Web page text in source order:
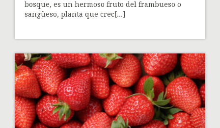
bosque, es un hermoso fruto del frambueso o
sangüeso, planta que crec[...]